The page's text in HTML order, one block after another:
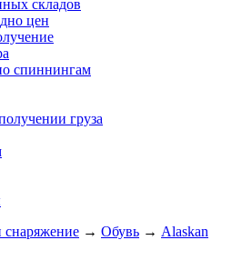
складов
цен
спиннингам
груза
→ Обувь → Alaskan